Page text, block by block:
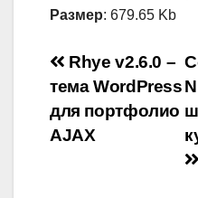
Размер: 679.65 Kb
по
записям
Rhye v2.6.0 –
тема WordPress
для портфолио
AJAX